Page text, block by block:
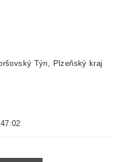
Týn, Plzeňský kraj